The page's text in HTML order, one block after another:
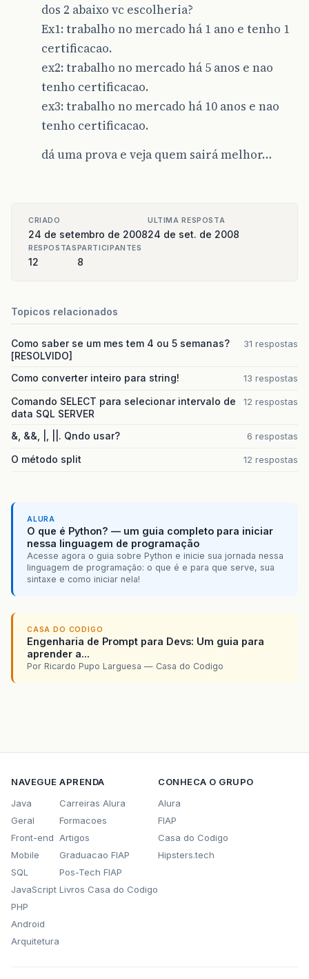
dos 2 abaixo vc escolheria?
Ex1: trabalho no mercado há 1 ano e tenho 1
certificacao.
ex2: trabalho no mercado há 5 anos e nao
tenho certificacao.
ex3: trabalho no mercado há 10 anos e nao
tenho certificacao.
dá uma prova e veja quem sairá melhor…
CRIADO
24 de setembro de 2008
ULTIMA RESPOSTA
24 de set. de 2008
RESPOSTAS
12
PARTICIPANTES
8
Topicos relacionados
Como saber se um mes tem 4 ou 5 semanas?
[RESOLVIDO]
31 respostas
Como converter inteiro para string! 13 respostas
Comando SELECT para selecionar intervalo de
data SQL SERVER
12 respostas
&, &&, |, ||. Qndo usar? 6 respostas
O método split 12 respostas
ALURA
O que é Python? — um guia completo para iniciar
nessa linguagem de programação
Acesse agora o guia sobre Python e inicie sua jornada nessa
linguagem de programação: o que é e para que serve, sua
sintaxe e como iniciar nela!
CASA DO CODIGO
Engenharia de Prompt para Devs: Um guia para
aprender a...
Por Ricardo Pupo Larguesa — Casa do Codigo
NAVEGUE
Java
Geral
Front-end
Mobile
SQL
JavaScript
PHP
Android
Arquitetura
APRENDA
Carreiras Alura
Formacoes
Artigos
Graduacao FIAP
Pos-Tech FIAP
Livros Casa do Codigo
CONHECA O GRUPO
Alura
FIAP
Casa do Codigo
Hipsters.tech